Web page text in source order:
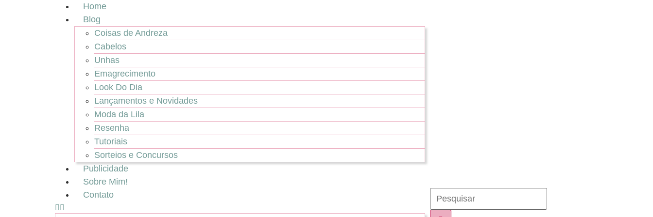
Home
Blog
Coisas de Andreza
Cabelos
Unhas
Emagrecimento
Look Do Dia
Lançamentos e Novidades
Moda da Lila
Resenha
Tutoriais
Sorteios e Concursos
Publicidade
Sobre Mim!
Contato